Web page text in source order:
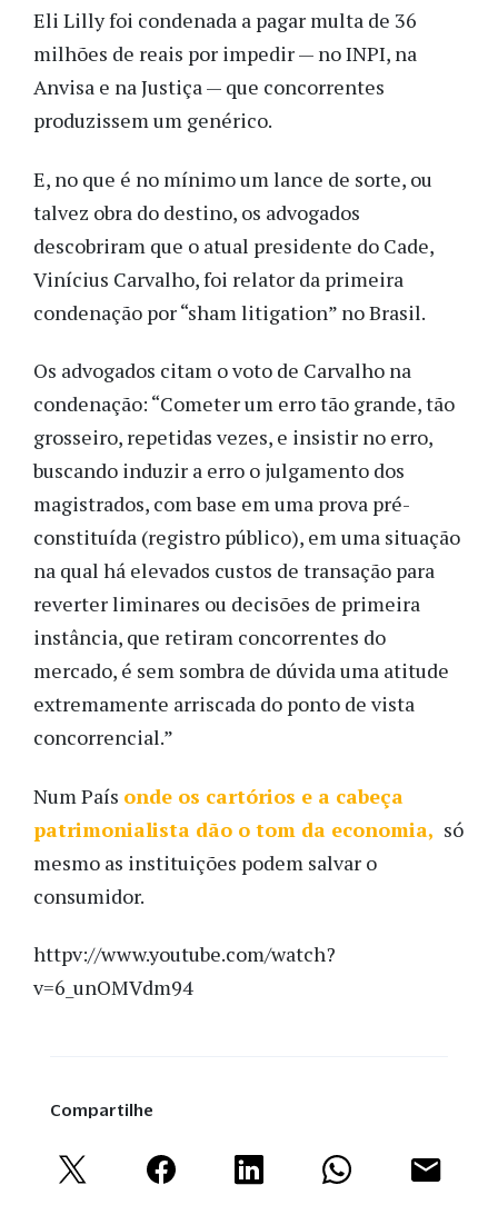
Eli Lilly foi condenada a pagar multa de 36
milhões de reais por impedir — no INPI, na
Anvisa e na Justiça — que concorrentes
produzissem um genérico.
E, no que é no mínimo um lance de sorte, ou
talvez obra do destino, os advogados
descobriram que o atual presidente do Cade,
Vinícius Carvalho, foi relator da primeira
condenação por “sham litigation” no Brasil.
Os advogados citam o voto de Carvalho na
condenação: “Cometer um erro tão grande, tão
grosseiro, repetidas vezes, e insistir no erro,
buscando induzir a erro o julgamento dos
magistrados, com base em uma prova pré-
constituída (registro público), em uma situação
na qual há elevados custos de transação para
reverter liminares ou decisões de primeira
instância, que retiram concorrentes do
mercado, é sem sombra de dúvida uma atitude
extremamente arriscada do ponto de vista
concorrencial.”
Num País onde os cartórios e a cabeça
patrimonialista dão o tom da economia, só
mesmo as instituições podem salvar o
consumidor.
httpv://www.youtube.com/watch?
v=6_unOMVdm94
Compartilhe